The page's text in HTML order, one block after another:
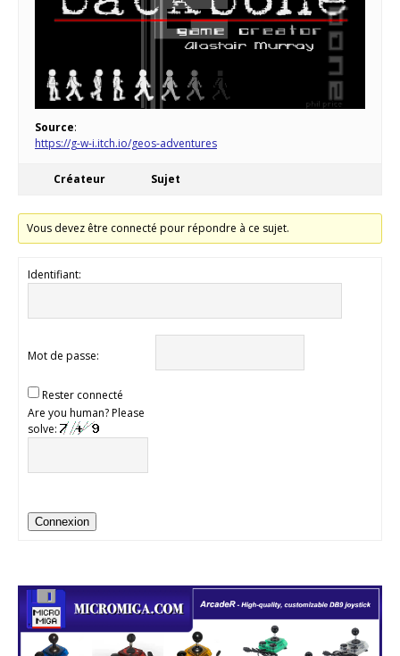
Source:
https://g-w-i.itch.io/geos-adventures
Créateur Sujet
Vous devez être connecté pour répondre à ce sujet.
Identifiant:
Mot de passe:
Rester connecté
Are you human? Please
solve:
Connexion